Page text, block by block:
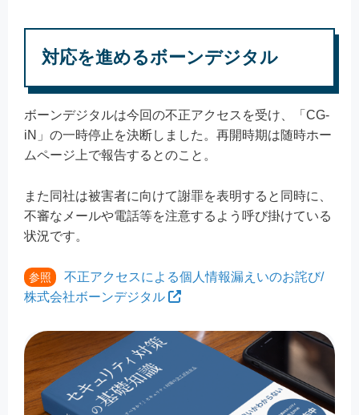
対応を進めるボーンデジタル
ボーンデジタルは今回の不正アクセスを受け、「CG-
iN」の一時停止を決断しました。再開時期は随時ホー
ムページ上で報告するとのこと。
また同社は被害者に向けて謝罪を表明すると同時に、
不審なメールや電話等を注意するよう呼び掛けている
状況です。
参照
不正アクセスによる個人情報漏えいのお詫び/
株式会社ボーンデジタル